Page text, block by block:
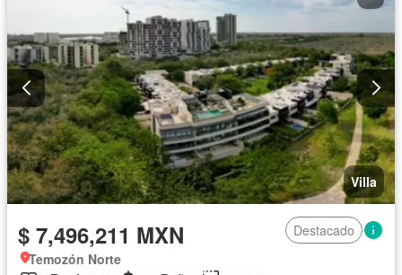
Villa
$ 7,496,211 MXN
Destacado
Temozón Norte